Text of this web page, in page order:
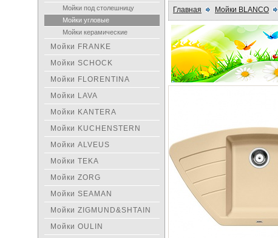
Главная
Мойки BLANCO
Мойки под столешницу
Мойки угловые
Мойки керамические
Мойки FRANKE
Мойки SCHOCK
Мойки FLORENTINA
Мойки LAVA
Мойки KANTERA
Мойки KUCHENSTERN
Мойки ALVEUS
Мойки TEKA
Мойки ZORG
Мойки SEAMAN
Мойки ZIGMUND&SHTAIN
Мойки OULIN